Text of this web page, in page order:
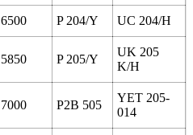
6500 P 204/Y UC 204/H
5850 P 205/Y
UK 205
K/H
7000 P2B 505
YET 205-
014